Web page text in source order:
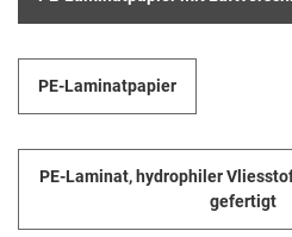
PE-Laminatpapier
PE-Laminat, hydrophiler
gefertigt